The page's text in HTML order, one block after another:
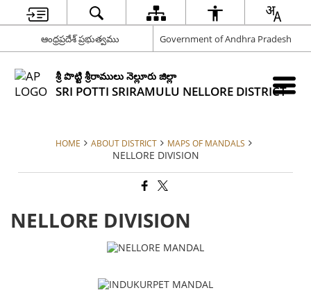
ఆంధ్రప్రదేశ్ ప్రభుత్వము Government of Andhra Pradesh
శ్రీ పొట్టి శ్రీరాములు నెల్లూరు జిల్లా
SRI POTTI SRIRAMULU NELLORE DISTRICT
HOME ABOUT DISTRICT MAPS OF MANDALS
NELLORE DIVISION
NELLORE DIVISION